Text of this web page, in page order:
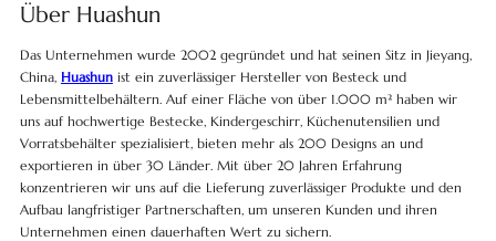
Über Huashun
Das Unternehmen wurde 2002 gegründet und hat seinen Sitz in Jieyang,
China, Huashunist ein zuverlässiger Hersteller von Besteck und
Lebensmittelbehältern. Auf einer Fläche von über 1.000 m² haben wir
uns auf hochwertige Bestecke, Kindergeschirr, Küchenutensilien und
Vorratsbehälter spezialisiert, bieten mehr als 200 Designs an und
exportieren in über 30 Länder. Mit über 20 Jahren Erfahrung
konzentrieren wir uns auf die Lieferung zuverlässiger Produkte und den
Aufbau langfristiger Partnerschaften, um unseren Kunden und ihren
Unternehmen einen dauerhaften Wert zu sichern.